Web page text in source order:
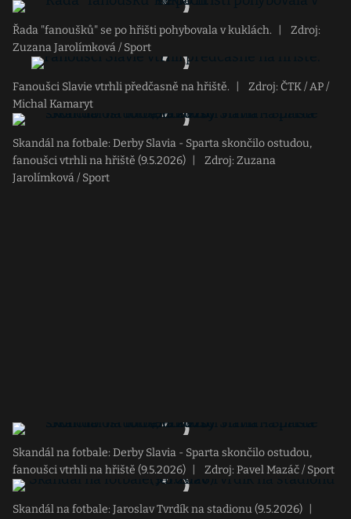
Řada "fanoušků" se po hřišti pohybovala v kuklách.
Zdroj:
Zuzana Jarolímková / Sport
Fanoušci Slavie vtrhli předčasně na hřiště.
Zdroj: ČTK / AP /
Michal Kamaryt
Skandál na fotbale: Derby Slavia - Sparta skončilo ostudou,
fanoušci vtrhli na hřiště (9.5.2026)
Zdroj: Zuzana
Jarolímková / Sport
Skandál na fotbale: Derby Slavia - Sparta skončilo ostudou,
fanoušci vtrhli na hřiště (9.5.2026)
Zdroj: Pavel Mazáč / Sport
Skandál na fotbale: Jaroslav Tvrdík na stadionu (9.5.2026)